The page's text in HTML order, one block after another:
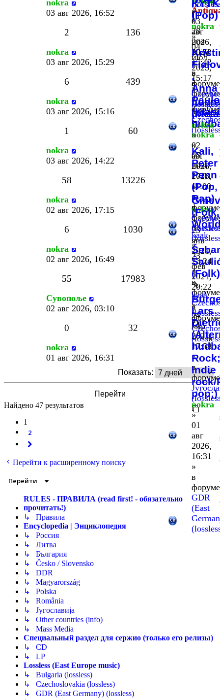
»
28
ноя
2020,
15:42
»
в
форуме
»
03
авг
2026,
16:52
»
в
форуме
nokra
03 авг 2026, 16:52
(Pop)
nokra
»
04
июл
2025,
15:17
»
в
форуме
2 136
nokra
03 авг 2026, 15:29
,
Anna
nokra
»
05
июн
2023,
11:00
»
в
форуме
6 439
nokra
03 авг 2026, 15:16
nokra
»
02
авг
2026,
17:31
»
в
форуме
1 60
nokra
03 авг 2026, 14:22
Kali,
Peter
Pann
(Pop,
Rap)
nokra
»
23
янв
2021,
23:24
»
в
форуме
58 13226
nokra
02 авг 2026, 17:15
(Folk,
kaak
»
23
фев
2021,
20:22
»
в
форуме
6 1030
nokra
02 авг 2026, 16:49
(Folk)
kaak
»
24
мар
2021,
17:58
»
в
форуме
55 17983
Сувопоље
02 авг 2026, 03:10
Lars
Rock;
Indie
rock/
pop;)
nokra
»
01
авг
2026,
16:31
»
в
форуме
GDR
(East
0 32
nokra
01 авг 2026, 16:31
Показать:
Найдено 47 результатов
1
2
Перейти к расширенному поиску
Перейти
RULES - ПРАВИЛА (read first! - обязательно
прочитать!)
↳ Правила
Encyclopedia | Энциклопедия
↳ Россия
↳ Литва
↳ България
↳ Česko / Slovensko
↳ DDR
↳ Magyarország
↳ Polska
↳ România
↳ Југославија
↳ Other countries (info)
↳ Mass Media
Специальный раздел для сержио (только его релизы)
↳ CD
↳ LP
Lossless (East Europe music)
↳ Bulgaria (lossless)
↳ Czechoslovakia (lossless)
↳ GDR (East Germany) (lossless)